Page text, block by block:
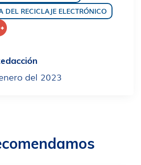
DEL RECICLAJE ELECTRÓNICO
del 2023